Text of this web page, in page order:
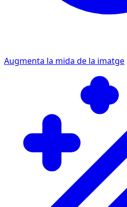
Augmenta la mida de la imatge